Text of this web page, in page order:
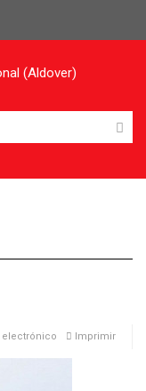
(Aldover)
Imprimir
electrónico